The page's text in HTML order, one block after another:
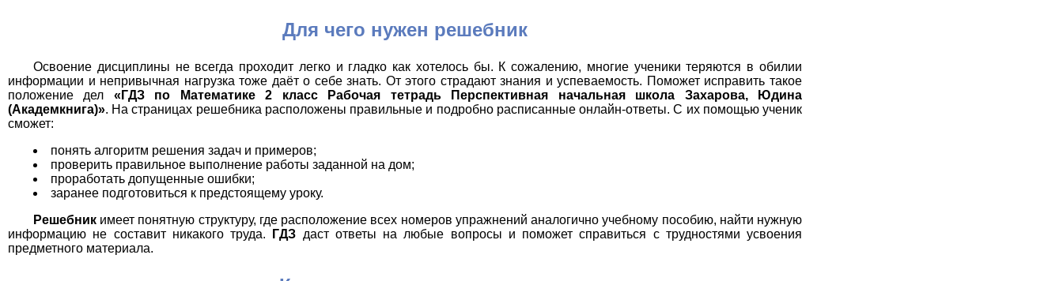
Для чего нужен решебник
Освоение дисциплины не всегда проходит легко и гладко как хотелось бы. К сожалению, многие ученики теряются в обилии
информации и непривычная нагрузка тоже даёт о себе знать. От этого страдают знания и успеваемость. Поможет исправить такое
положение дел «ГДЗ по Математике 2 класс Рабочая тетрадь Перспективная начальная школа Захарова, Юдина
(Академкнига)». На страницах решебника расположены правильные и подробно расписанные онлайн-ответы. С их помощью ученик
сможет:
понять алгоритм решения задач и примеров;
проверить правильное выполнение работы заданной на дом;
проработать допущенные ошибки;
заранее подготовиться к предстоящему уроку.
Решебник имеет понятную структуру, где расположение всех номеров упражнений аналогично учебному пособию, найти нужную
информацию не составит никакого труда.
ГДЗ даст ответы на любые вопросы и поможет справиться с трудностями усвоения
предметного материала.